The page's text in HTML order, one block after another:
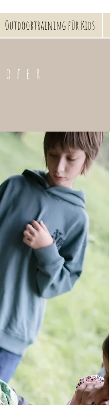
Outdoortraining für Kids